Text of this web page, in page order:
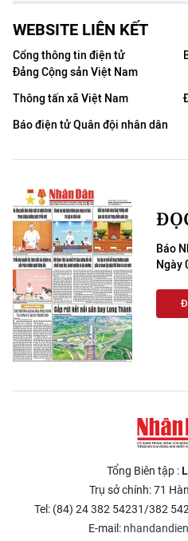
WEBSITE LIÊN KẾT
Cổng thông tin điện tử
Đảng Cộng sản Việt Nam
Thông tấn xã Việt Nam
Báo điện tử Quân đội nhân dân
Báo
Ngày
Tổng Biên tập :
Trụ sở chính: 71
Tel: (84) 24 382 54231/382
E-mail: